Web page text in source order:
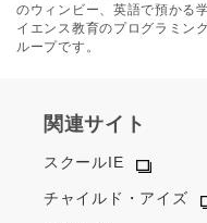
のウィンビー、英語で預かる
イエンス教育のプログラミン
ループです。
関連サイト
スクールIE
チャイルド・アイズ